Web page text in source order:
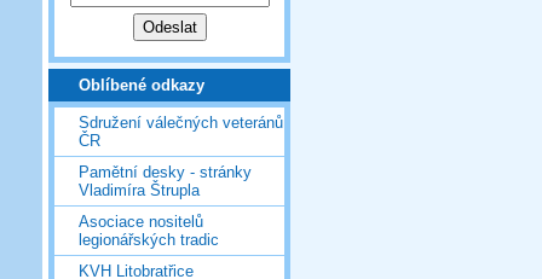
Oblíbené odkazy
Sdružení válečných veteránů
ČR
Pamětní desky - stránky
Vladimíra Štrupla
Asociace nositelů
legionářských tradic
KVH Litobratřice